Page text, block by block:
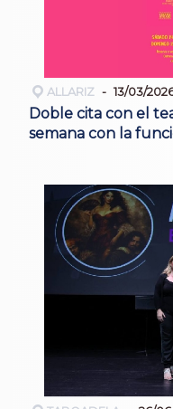
ALLARIZ 13/03/
Doble cita con el
semana con la